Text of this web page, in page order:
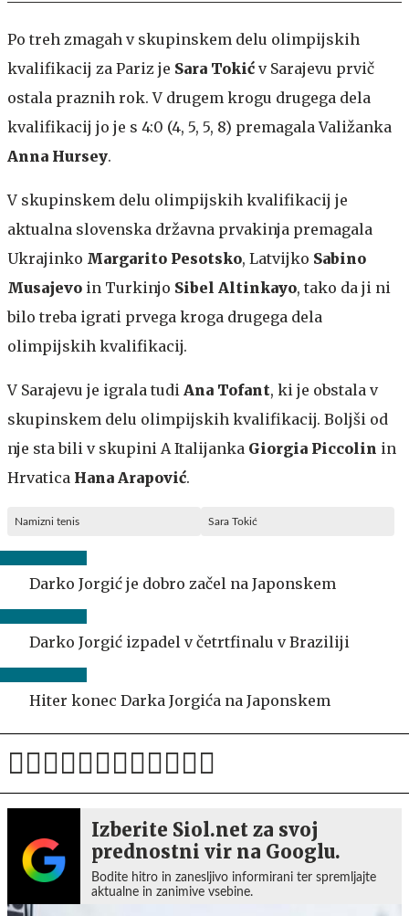
Po treh zmagah v skupinskem delu olimpijskih
kvalifikacij za Pariz je Sara Tokić v Sarajevu prvič
ostala praznih rok. V drugem krogu drugega dela
kvalifikacij jo je s 4:0 (4, 5, 5, 8) premagala Valižanka
Anna Hursey.
V skupinskem delu olimpijskih kvalifikacij je
aktualna slovenska državna prvakinja premagala
Ukrajinko Margarito Pesotsko, Latvijko Sabino
Musajevo in Turkinjo Sibel Altinkayo, tako da ji ni
bilo treba igrati prvega kroga drugega dela
olimpijskih kvalifikacij.
V Sarajevu je igrala tudi Ana Tofant, ki je obstala v
skupinskem delu olimpijskih kvalifikacij. Boljši od
nje sta bili v skupini A Italijanka Giorgia Piccolin in
Hrvatica Hana Arapović.
Namizni tenis Sara Tokić
Darko Jorgić je dobro začel na Japonskem
Darko Jorgić izpadel v četrtfinalu v Braziliji
Hiter konec Darka Jorgića na Japonskem
Izberite Siol.net za svoj
prednostni vir na Googlu.
Bodite hitro in zanesljivo informirani ter spremljajte
aktualne in zanimive vsebine.